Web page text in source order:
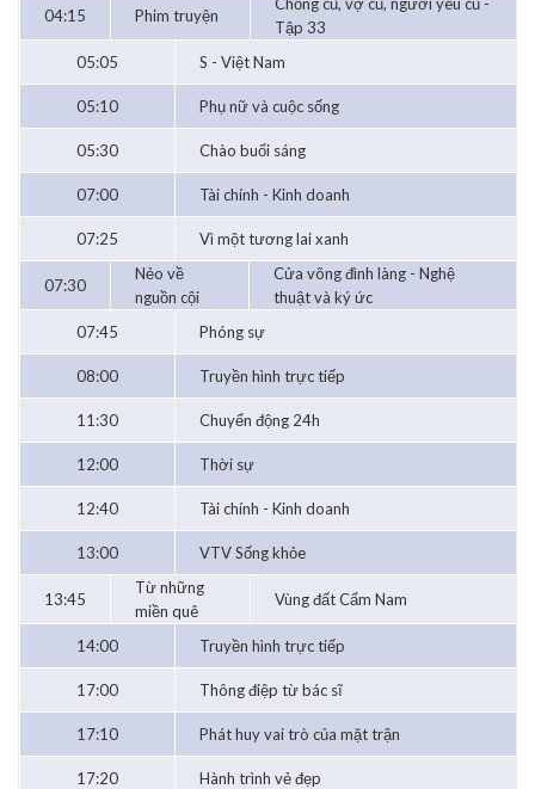
04:15 Phim truyện
Chồng cũ, vợ cũ, người yêu cũ -
Tập 33
05:05
S - Việt Nam
05:10 Phụ nữ và cuộc sống
05:30 Chào buổi sáng
07:00 Tài chính - Kinh doanh
07:25 Vì một tương lai xanh
07:30
Nẻo về
nguồn cội
Cửa võng đình làng - Nghệ
thuật và ký ức
07:45
Phóng sự
08:00 Truyền hình trực tiếp
11:30 Chuyển động 24h
12:00 Thời sự
12:40 Tài chính - Kinh doanh
13:00 VTV Sống khỏe
13:45
Từ những
miền quê
Vùng đất Cẩm Nam
14:00 Truyền hình trực tiếp
17:00 Thông điệp từ bác sĩ
17:10 Phát huy vai trò của mặt trận
17:20 Hành trình vẻ đẹp